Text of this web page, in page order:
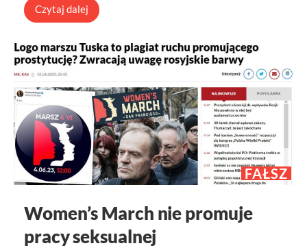
Czytaj dalej
FAŁSZ
Women’s March nie promuje
pracy seksualnej